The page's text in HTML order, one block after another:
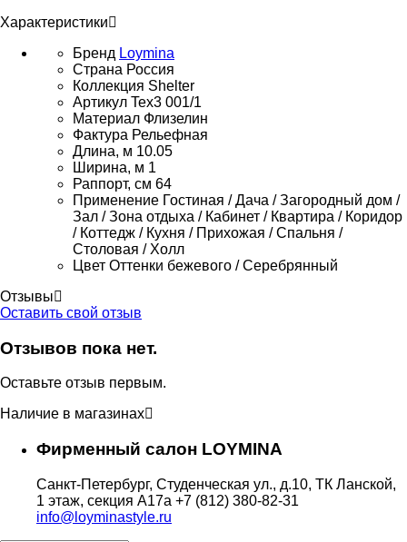
Характеристики
Бренд Loymina
Страна Россия
Коллекция Shelter
Артикул Tex3 001/1
Материал Флизелин
Фактура Рельефная
Длина, м 10.05
Ширина, м 1
Раппорт, см 64
Применение Гостиная / Дача / Загородный дом /
Зал / Зона отдыха / Кабинет / Квартира / Коридор
/ Коттедж / Кухня / Прихожая / Спальня /
Столовая / Холл
Цвет Оттенки бежевого / Серебрянный
Отзывы
Оставить свой отзыв
Отзывов пока нет.
Оставьте отзыв первым.
Наличие в магазинах
Фирменный салон LOYMINA
Санкт-Петербург, Студенческая ул., д.10, ТК Ланской,
1 этаж, секция А17а +7 (812) 380-82-31
info@loyminastyle.ru